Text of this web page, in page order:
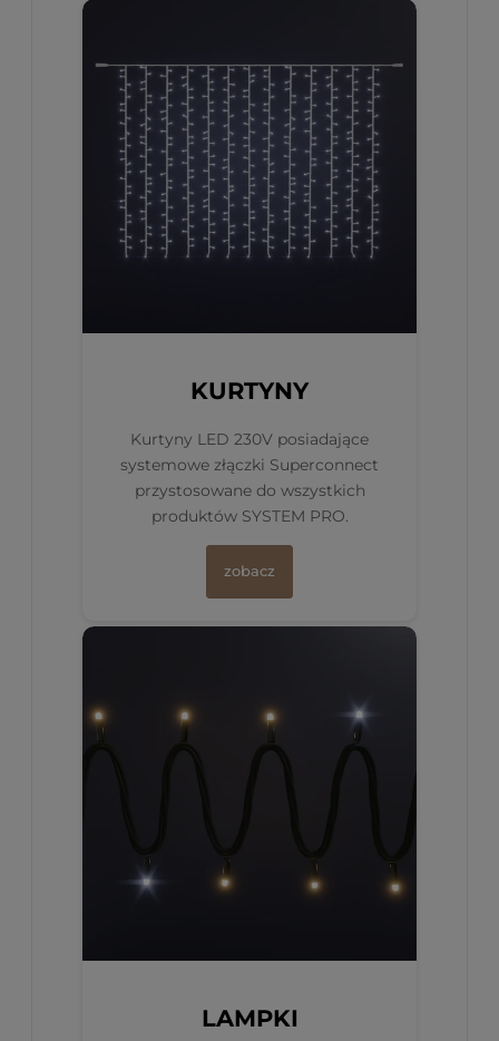
KURTYNY
Kurtyny LED 230V posiadające
systemowe złączki Superconnect
przystosowane do wszystkich
produktów SYSTEM PRO.
zobacz
LAMPKI